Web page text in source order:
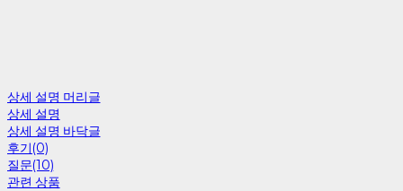
상세 설명 머리글
상세 설명
상세 설명 바닥글
후기(0)
질문(10)
관련 상품